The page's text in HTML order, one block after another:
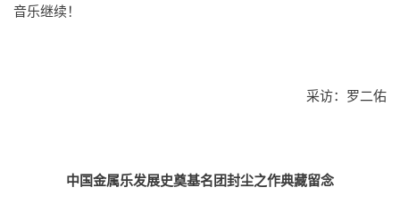
音乐继续！
采访：罗二佑
中国金属乐发展史奠基名团封尘之作典藏留念